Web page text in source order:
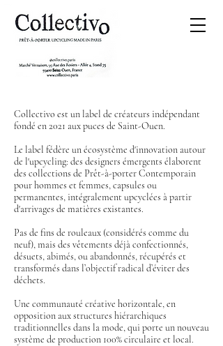
Collectivo est un label de créateurs indépendant
fondé en 2021 aux puces de Saint-Ouen.
Le label fédère un écosystème d'innovation autour
de l'upcycling: des designers émergents élaborent
des collections de Prêt-à-porter Contemporain
pour hommes et femmes, capsules ou
permanentes, intégralement upcyclées à partir
d'arrivages de matières existantes.
Pas de fins de rouleaux (considérés comme du
neuf), mais des vêtements déjà confectionnés,
désuets, abimés, ou abandonnés, récupérés et
transformés dans l’objectif radical d’éviter des
déchets.
Une communauté créative horizontale, en
opposition aux structures hiérarchiques
traditionnelles dans la mode, qui porte un nouveau
système de production 100% circulaire et local.